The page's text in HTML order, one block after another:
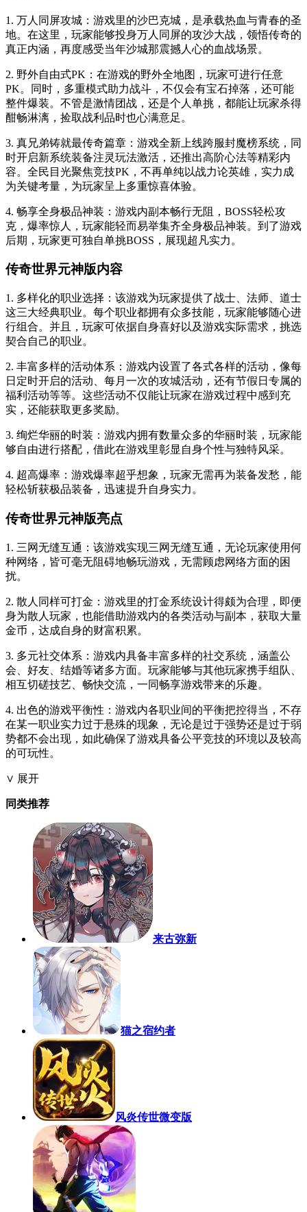
1. 万人同屏攻城：游戏里的沙巴克城，是承载热血与青春的圣
地。在这里，玩家能够投身万人同屏的攻沙大战，领悟传奇的
真正内涵，再度感受当年沙城那震撼人心的血战场景。
2. 野外自由式PK：在游戏的野外全地图，玩家可进行任意
PK。同时，多重模式助力战斗，不仅会有宝石掉落，还可能
整件爆装。不管是激情团战，还是个人单挑，都能让玩家杀得
酣畅淋漓，捡取战利品时也心满意足。
3. 真兄弟铸就最传奇篇章：游戏全新上线跨服封魔榜系统，同
时开启新系统装备注灵玩法激活，还推出高阶心法等精彩内
容。全民目光聚焦竞技PK，不再单纯以战力论英雄，实力成
为关键考量，为玩家呈上多重惊喜体验。
4. 畅享全身极品神装：游戏内副本畅行无阻，BOSS轻松攻
克，爆率惊人，玩家能轻而易举集齐全身极品神装。到了游戏
后期，玩家更可独自单挑BOSS，展现超凡实力。
传奇世界元神版内容
1. 多样化的职业选择：该游戏为玩家提供了战士、法师、道士
这三大经典职业。每个职业都拥有众多技能，玩家能够随心进
行组合。并且，玩家可依据自身喜好以及游戏实际需求，挑选
契合自己的职业。
2. 丰富多样的活动体系：游戏内设置了各式各样的活动，像每
日定时开启的活动、每月一次的攻城活动，还有节假日专属的
福利活动等等。这些活动不仅能让玩家在游戏过程中感到充
实，还能获取更多奖励。
3. 绚烂华丽的时装：游戏内拥有数量众多的华丽时装，玩家能
够自由进行搭配，借此在游戏里彰显自身个性与独特风采。
4. 超高爆率：游戏爆率超乎想象，玩家无需再为装备发愁，能
轻松斩获极品装备，迅速提升自身实力。
传奇世界元神版亮点
1. 三网无缝互通：该游戏实现三网无缝互通，无论玩家使用何
种网络，皆可毫无阻碍地畅玩游戏，无需顾虑网络方面的困
扰。
2. 散人同样可打金：游戏里的打金系统设计得颇为合理，即便
身为散人玩家，也能借助游戏内的各类活动与副本，获取大量
金币，达成自身的财富积累。
3. 多元社交体系：游戏内具备丰富多样的社交系统，涵盖公
会、好友、结婚等诸多方面。玩家能够与其他玩家携手组队、
相互切磋技艺、畅快交流，一同畅享游戏带来的乐趣。
4. 出色的游戏平衡性：游戏内各职业间的平衡把控得当，不存
在某一职业实力过于悬殊的现象，无论是过于强势还是过于弱
势都不会出现，如此确保了游戏具备公平竞技的环境以及较高
的可玩性。
∨ 展开
同类推荐
来古弥新
猫之宿约者
风炎传世微变版